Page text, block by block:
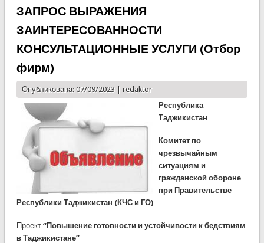
ЗАПРОС ВЫРАЖЕНИЯ
ЗАИНТЕРЕСОВАННОСТИ
КОНСУЛЬТАЦИОННЫЕ УСЛУГИ (Отбор
фирм)
Опубликована: 07/09/2023 | redaktor
Республика
Таджикистан
Комитет по
чрезвычайным
ситуациям и
гражданской обороне
при Правительстве
Республики Таджикистан (КЧС и ГО)
Проект“Повышение готовности и устойчивости к бедствиям
в Таджикистане”